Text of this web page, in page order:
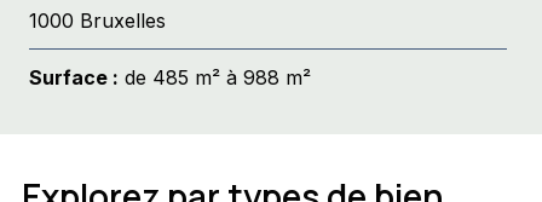
1000 Bruxelles
Surface : de 485 m² à 988 m²